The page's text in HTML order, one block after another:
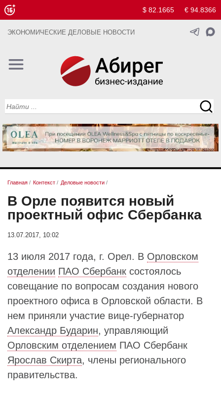
$ 82.1665 € 94.8366
ЭКОНОМИЧЕСКИЕ ДЕЛОВЫЕ НОВОСТИ
Главная / Контекст / Деловые новости /
В Орле появится новый
проектный офис Сбербанка
13.07.2017, 10:02
13 июля 2017 года, г. Орел. В Орловском
отделении ПАО Сбербанк состоялось
совещание по вопросам создания нового
проектного офиса в Орловской области. В
нем приняли участие вице-губернатор
Александр Бударин, управляющий
Орловским отделением ПАО Сбербанк
Ярослав Скирта, члены регионального
правительства.